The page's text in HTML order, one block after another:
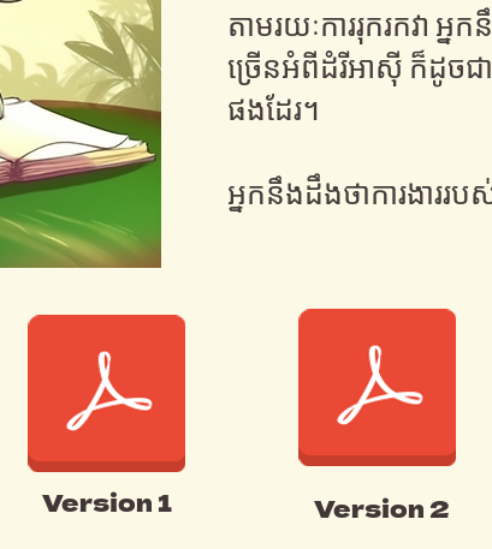
តាមរយៈការរុករកវា អ្
ច្រើនអំពីដំរីអាស៊ី ក៏ដូចជ
ផងដែរ។
អ្នកនឹងដឹងថាការងាររប
Version 1 Version 2